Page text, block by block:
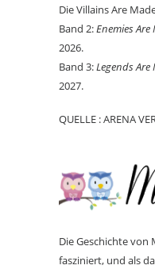
Die Villains Are
Band 2:Enemies Are
2026.
Band 3:Legends Are
2027.
QUELLE : ARENA
Die Geschichte
fasziniert, und als